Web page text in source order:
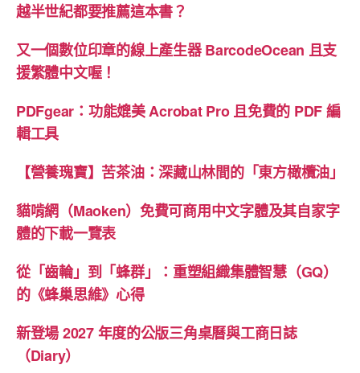
越半世紀都要推薦這本書？
又一個數位印章的線上產生器 BarcodeOcean 且支
援繁體中文喔！
PDFgear：功能媲美 Acrobat Pro 且免費的 PDF 編
輯工具
【營養瑰寶】苦茶油：深藏山林間的「東方橄欖油」
貓啃網（Maoken）免費可商用中文字體及其自家字
體的下載一覽表
從「齒輪」到「蜂群」：重塑組織集體智慧（GQ）
的《蜂巢思維》心得
新登場 2027 年度的公版三角桌曆與工商日誌
（Diary）